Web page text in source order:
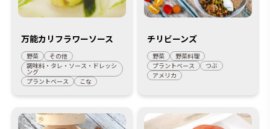
万能カリフラワーソース
野菜
その他
調味料・タレ・ソース・ドレッシ
ング
プラントベース
こな
チリビーンズ
野菜
野菜料理
プラントベース
つぶ
アメリカ